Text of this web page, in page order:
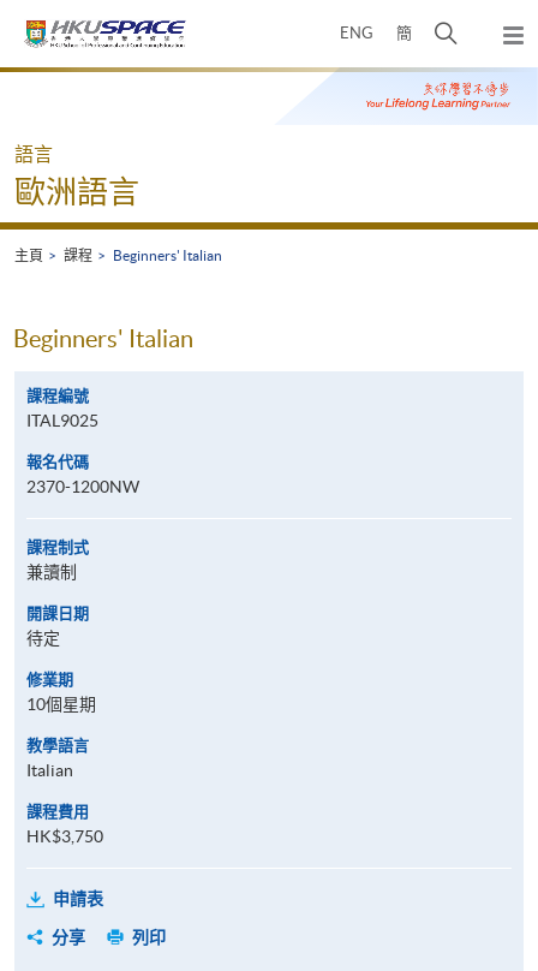
ENG 簡
開
搜
尋
彈
出
主
Main
語言
歐洲語言
主頁 課程 Beginners' Italian
Beginners' Italian
課程編號
ITAL9025
報名代碼
2370-1200NW
課程制式
兼讀制
開課日期
待定
修業期
10個星期
教學語言
Italian
課程費用
HK$3,750
申請表
分享
列印